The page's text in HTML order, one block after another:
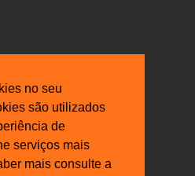
no seu
são utilizados
de
serviços mais
mais consulte a